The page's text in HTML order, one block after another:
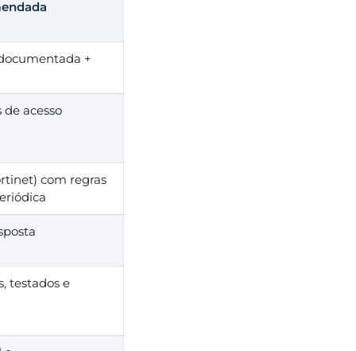
+
acesso
com regras
testados e